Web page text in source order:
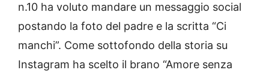
n.10 ha voluto mandare un messaggio social
postando la foto del padre e la scritta “Ci
manchi”. Come sottofondo della storia su
Instagram ha scelto il brano “Amore senza